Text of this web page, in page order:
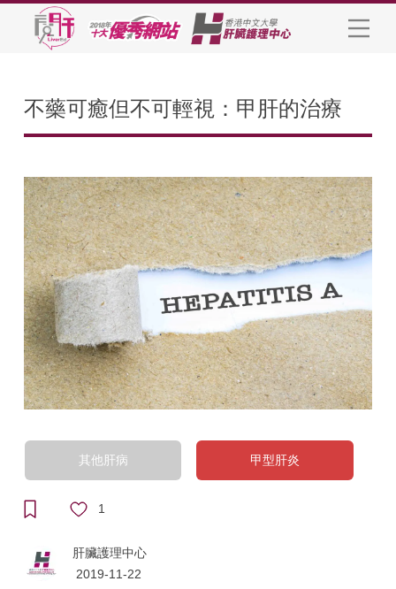
不藥可癒但不可輕視：甲肝的治療
其他肝病 甲型肝炎
1
肝臟護理中心
2019-11-22